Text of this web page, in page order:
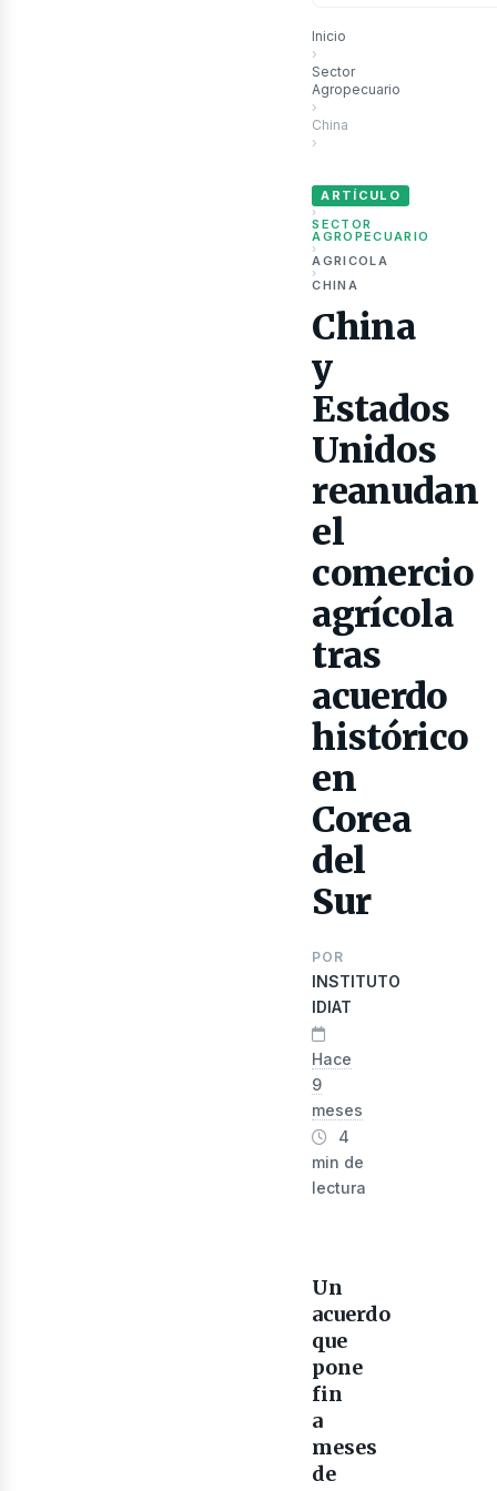
Inicio
›
Sector
Agropecuario
›
China
›
ARTÍCULO
›
SECTOR
AGROPECUARIO
›
AGRICOLA
›
CHINA
China
y
Estados
Unidos
reanudan
el
comercio
agrícola
tras
acuerdo
histórico
en
Corea
del
Sur
POR
INSTITUTO
IDIAT
Hace
9
meses
4
min de
lectura
Un
acuerdo
que
pone
fin
a
meses
de